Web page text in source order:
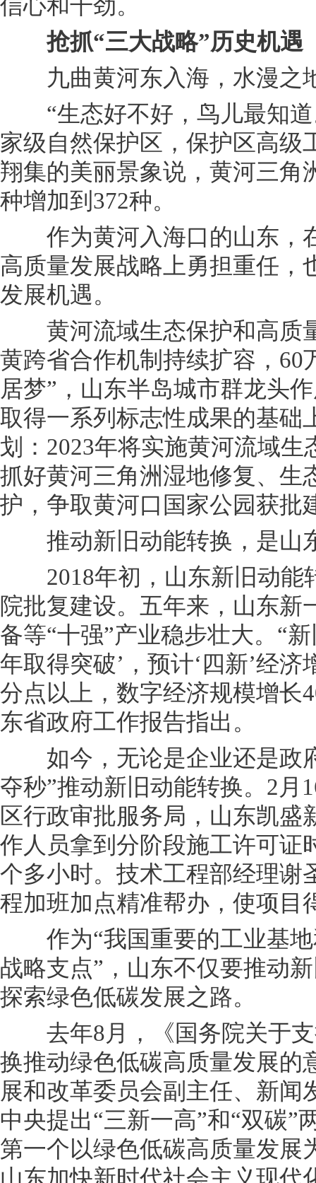
信心和干劲。
抢抓“三大战略”历史机遇
九曲黄河东入海，水漫之
“生态好不好，鸟儿最知道
家级自然保护区，保护区高级
翔集的美丽景象说，黄河三角
种增加到372种。
作为黄河入海口的山东，
高质量发展战略上勇担重任，
发展机遇。
黄河流域生态保护和高质
黄跨省合作机制持续扩容，60
居梦”，山东半岛城市群龙头
取得一系列标志性成果的基础
划：2023年将实施黄河流域
抓好黄河三角洲湿地修复、生
护，争取黄河口国家公园获批
推动新旧动能转换，是山
2018年初，山东新旧动能
院批复建设。五年来，山东新
备等“十强”产业稳步壮大。“
年取得突破’，预计‘四新’经
分点以上，数字经济规模增长
东省政府工作报告指出。
如今，无论是企业还是政
夺秒”推动新旧动能转换。2月
区行政审批服务局，山东凯盛
作人员拿到分阶段施工许可证
个多小时。技术工程部经理谢
程加班加点精准帮办，使项目
作为“我国重要的工业基地
战略支点”，山东不仅要推动
探索绿色低碳发展之路。
去年8月，《国务院关于支
换推动绿色低碳高质量发展的
展和改革委员会副主任、新闻
中央提出“三新一高”和“双碳”
第一个以绿色低碳高质量发展